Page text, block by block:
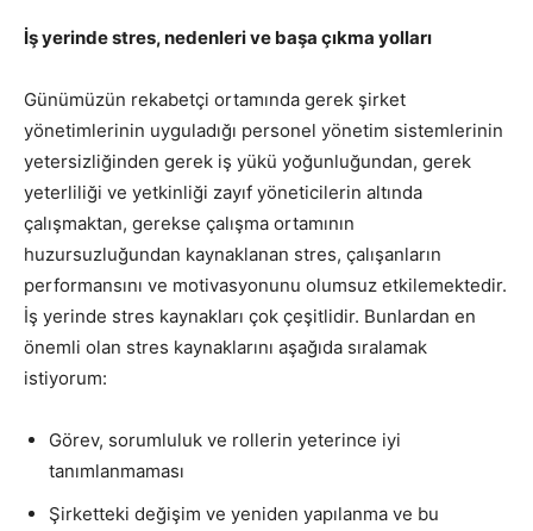
İş yerinde stres, nedenleri ve başa çıkma yolları
Günümüzün rekabetçi ortamında gerek şirket
yönetimlerinin uyguladığı personel yönetim sistemlerinin
yetersizliğinden gerek iş yükü yoğunluğundan, gerek
yeterliliği ve yetkinliği zayıf yöneticilerin altında
çalışmaktan, gerekse çalışma ortamının
huzursuzluğundan kaynaklanan stres, çalışanların
performansını ve motivasyonunu olumsuz etkilemektedir.
İş yerinde stres kaynakları çok çeşitlidir. Bunlardan en
önemli olan stres kaynaklarını aşağıda sıralamak
istiyorum:
Görev, sorumluluk ve rollerin yeterince iyi
tanımlanmaması
Şirketteki değişim ve yeniden yapılanma ve bu